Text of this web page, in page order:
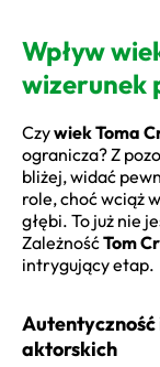
Wpływ
wizerunek
Czywiek Toma
ogranicza? Z
bliżej, widać
role, choć wciąż
głębi. To już nie
ZależnośćTom
intrygujący etap.
Autentyczność
aktorskich